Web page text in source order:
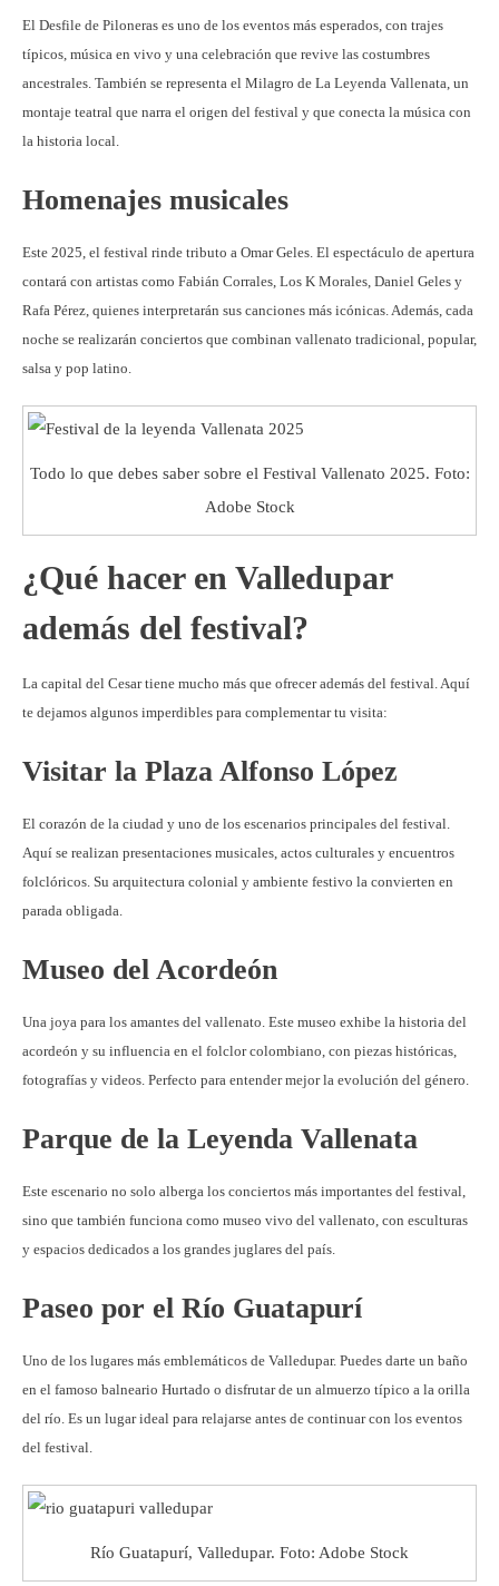
El Desfile de Piloneras es uno de los eventos más esperados, con trajes
típicos, música en vivo y una celebración que revive las costumbres
ancestrales. También se representa el Milagro de La Leyenda Vallenata, un
montaje teatral que narra el origen del festival y que conecta la música con
la historia local.
Homenajes musicales
Este 2025, el festival rinde tributo a Omar Geles. El espectáculo de apertura
contará con artistas como Fabián Corrales, Los K Morales, Daniel Geles y
Rafa Pérez, quienes interpretarán sus canciones más icónicas. Además, cada
noche se realizarán conciertos que combinan vallenato tradicional, popular,
salsa y pop latino.
Todo lo que debes saber sobre el Festival Vallenato 2025. Foto:
Adobe Stock
¿Qué hacer en Valledupar
además del festival?
La capital del Cesar tiene mucho más que ofrecer además del festival. Aquí
te dejamos algunos imperdibles para complementar tu visita:
Visitar la Plaza Alfonso López
El corazón de la ciudad y uno de los escenarios principales del festival.
Aquí se realizan presentaciones musicales, actos culturales y encuentros
folclóricos. Su arquitectura colonial y ambiente festivo la convierten en
parada obligada.
Museo del Acordeón
Una joya para los amantes del vallenato. Este museo exhibe la historia del
acordeón y su influencia en el folclor colombiano, con piezas históricas,
fotografías y videos. Perfecto para entender mejor la evolución del género.
Parque de la Leyenda Vallenata
Este escenario no solo alberga los conciertos más importantes del festival,
sino que también funciona como museo vivo del vallenato, con esculturas
y espacios dedicados a los grandes juglares del país.
Paseo por el Río Guatapurí
Uno de los lugares más emblemáticos de Valledupar. Puedes darte un baño
en el famoso balneario Hurtado o disfrutar de un almuerzo típico a la orilla
del río. Es un lugar ideal para relajarse antes de continuar con los eventos
del festival.
Río Guatapurí, Valledupar. Foto: Adobe Stock